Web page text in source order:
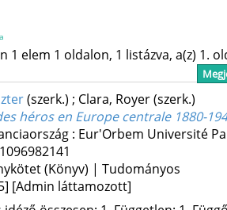
1 elem 1 oldalon, 1 listázva, a(z) 1.
(szerk.) ; Clara, Royer(szerk.)
héros en Europe centrale 1880-
: Eur'Orbem Université
(Könyv) | Tudományos
[Admin láttamozott]